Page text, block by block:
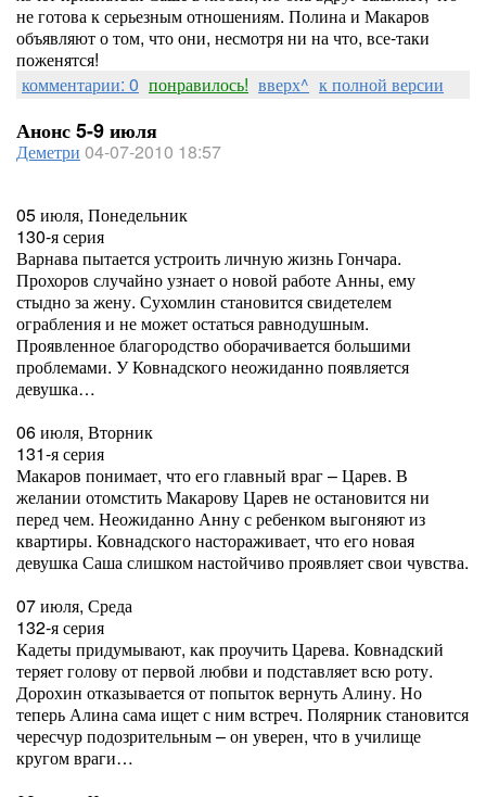
не готова к серьезным отношениям. Полина и Макаров
объявляют о том, что они, несмотря ни на что, все-таки
поженятся!
комментарии: 0 понравилось! вверх^ к полной версии
Анонс 5-9 июля
Деметри 04-07-2010 18:57
05 июля, Понедельник
130-я серия
Варнава пытается устроить личную жизнь Гончара.
Прохоров случайно узнает о новой работе Анны, ему
стыдно за жену. Сухомлин становится свидетелем
ограбления и не может остаться равнодушным.
Проявленное благородство оборачивается большими
проблемами. У Ковнадского неожиданно появляется
девушка…
06 июля, Вторник
131-я серия
Макаров понимает, что его главный враг – Царев. В
желании отомстить Макарову Царев не остановится ни
перед чем. Неожиданно Анну с ребенком выгоняют из
квартиры. Ковнадского настораживает, что его новая
девушка Саша слишком настойчиво проявляет свои чувства.
07 июля, Среда
132-я серия
Кадеты придумывают, как проучить Царева. Ковнадский
теряет голову от первой любви и подставляет всю роту.
Дорохин отказывается от попыток вернуть Алину. Но
теперь Алина сама ищет с ним встреч. Полярник становится
чересчур подозрительным – он уверен, что в училище
кругом враги…